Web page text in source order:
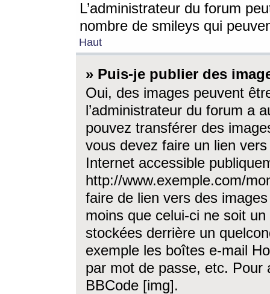
L’administrateur du forum
nombre de smileys qui
Haut
» Puis-je publier des
Oui, des images peuvent
l’administrateur du forum a
pouvez transférer des
vous devez faire un lien
Internet accessible
http://www.exemple.com/
faire de lien vers des
moins que celui-ci ne soit
stockées derrière un
exemple les boîtes e-mail
par mot de passe, etc. Pour
BBCode [img].